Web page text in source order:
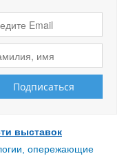
выставок
опережающие